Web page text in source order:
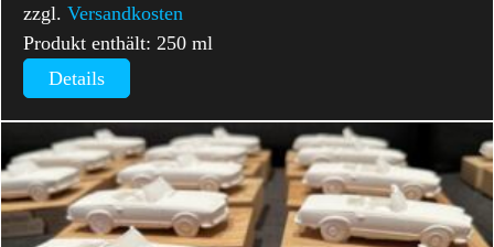
zzgl.Versandkosten
Produkt enthält: 250ml
Details